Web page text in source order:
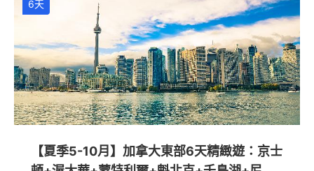
6天
【夏季5-10月】加拿大東部6天精緻遊：京士